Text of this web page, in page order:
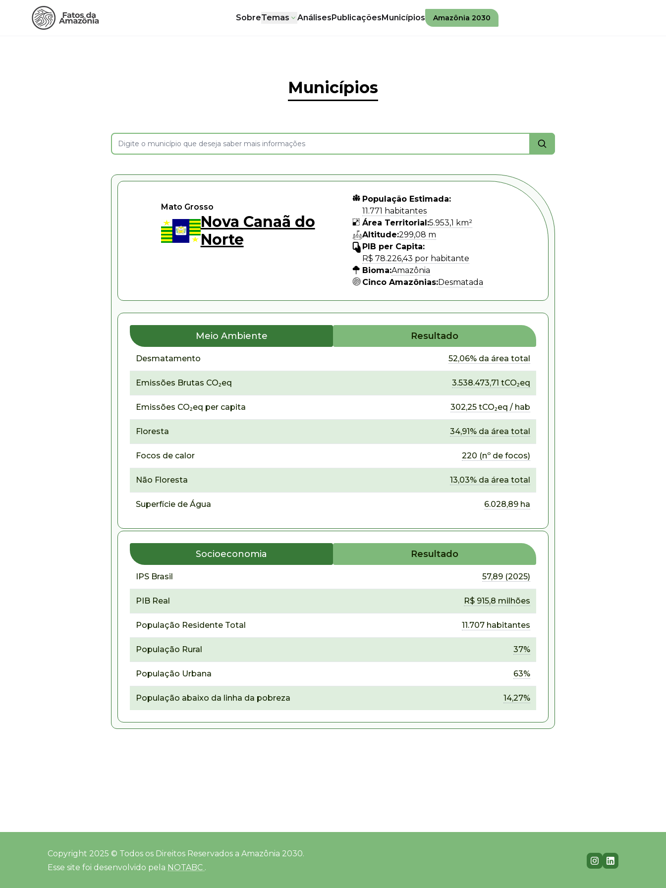
SobreTemas AnálisesPublicaçõesMunicípios Amazônia 2030
Municípios
Mato Grosso
Nova Canaã do
Norte
População Estimada:
11.771 habitantes
Área Territorial:5.953,1 km²
Altitude:299,08 m
PIB per Capita:
R$ 78.226,43 por habitante
Bioma:Amazônia
Cinco Amazônias:Desmatada
Meio Ambiente Resultado
Desmatamento 52,06% da área total
Emissões Brutas CO₂eq 3.538.473,71 tCO₂eq
Emissões CO₂eq per capita 302,25 tCO₂eq / hab
Floresta 34,91% da área total
Focos de calor 220 (nº de focos)
Não Floresta 13,03% da área total
Superfície de Água 6.028,89 ha
Socioeconomia Resultado
IPS Brasil 57,89 (2025)
PIB Real R$ 915,8 milhões
População Residente Total 11.707 habitantes
População Rural 37%
População Urbana 63%
População abaixo da linha da pobreza 14,27%
Copyright 2025 © Todos os Direitos Reservados a Amazônia 2030.
Esse site foi desenvolvido pela NOTABC .